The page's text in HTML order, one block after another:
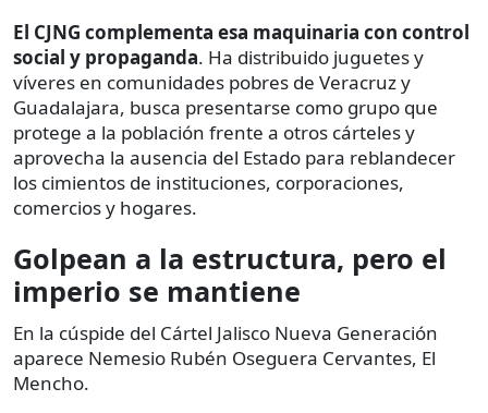
El CJNG complementa esa maquinaria con control
social y propaganda. Ha distribuido juguetes y
víveres en comunidades pobres de Veracruz y
Guadalajara, busca presentarse como grupo que
protege a la población frente a otros cárteles y
aprovecha la ausencia del Estado para reblandecer
los cimientos de instituciones, corporaciones,
comercios y hogares.
Golpean a la estructura, pero el
imperio se mantiene
En la cúspide del Cártel Jalisco Nueva Generación
aparece Nemesio Rubén Oseguera Cervantes, El
Mencho.